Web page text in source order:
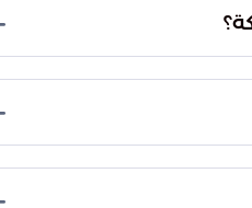
بمركز العمليات
هذه البلاغات والتعامل معها بسرعة
المشبوهة المرتبطة
المواطن والمقيم